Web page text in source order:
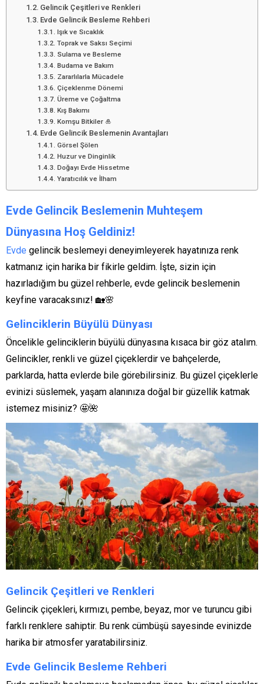
Gelincik Çeşitleri ve Renkleri
Evde Gelincik Besleme Rehberi
Işık ve Sıcaklık
Toprak ve Saksı Seçimi
Sulama ve Besleme
Budama ve Bakım
Zararlılarla Mücadele
Çiçeklenme Dönemi
Üreme ve Çoğaltma
Kış Bakımı
Komşu Bitkiler 🎍
Evde Gelincik Beslemenin Avantajları
Görsel Şölen
Huzur ve Dinginlik
Doğayı Evde Hissetme
Yaratıcılık ve İlham
Evde Gelincik Beslemenin Muhteşem
Dünyasına Hoş Geldiniz!
Evde gelincik beslemeyi deneyimleyerek hayatınıza renk
katmanız için harika bir fikirle geldim. İşte, sizin için
hazırladığım bu güzel rehberle, evde gelincik beslemenin
keyfine varacaksınız! 🏡🌸
Gelinciklerin Büyülü Dünyası
Öncelikle gelinciklerin büyülü dünyasına kısaca bir göz atalım.
Gelincikler, renkli ve güzel çiçeklerdir ve bahçelerde,
parklarda, hatta evlerde bile görebilirsiniz. Bu güzel çiçeklerle
evinizi süslemek, yaşam alanınıza doğal bir güzellik katmak
istemez misiniz? 🤩🌺
Gelincik Çeşitleri ve Renkleri
Gelincik çiçekleri, kırmızı, pembe, beyaz, mor ve turuncu gibi
farklı renklere sahiptir. Bu renk cümbüşü sayesinde evinizde
harika bir atmosfer yaratabilirsiniz.
Evde Gelincik Besleme Rehberi